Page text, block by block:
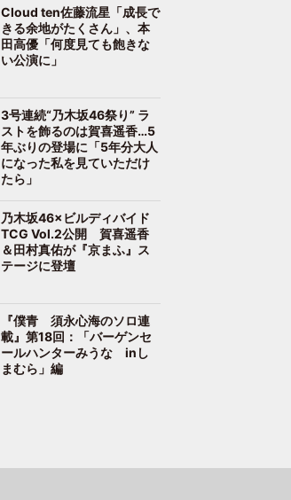
Cloud ten佐藤流星「成長で
きる余地がたくさん」、本
田高優「何度見ても飽きな
い公演に」
3号連続“乃木坂46祭り” ラ
ストを飾るのは賀喜遥香…5
年ぶりの登場に「5年分大人
になった私を見ていただけ
たら」
乃木坂46×ビルディバイド
TCG Vol.2公開 賀喜遥香
＆田村真佑が『京まふ』ス
テージに登壇
『僕青 須永心海のソロ連
載』第18回：「バーゲンセ
ールハンターみうな inし
まむら」編